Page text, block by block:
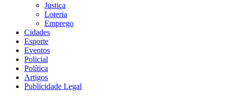
Justiça
Loteria
Emprego
Cidades
Esporte
Eventos
Policial
Política
Artigos
Publicidade Legal